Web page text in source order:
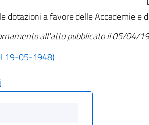
dotazioni a favore delle Accademie e
all'atto pubblicato il 05/04/
19-05-1948)